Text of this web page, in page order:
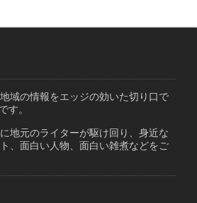
域の情報をエッジの効いた切り口で
す。
地元のライターが駆け回り、身近な
、面白い人物、面白い雑煮などをご